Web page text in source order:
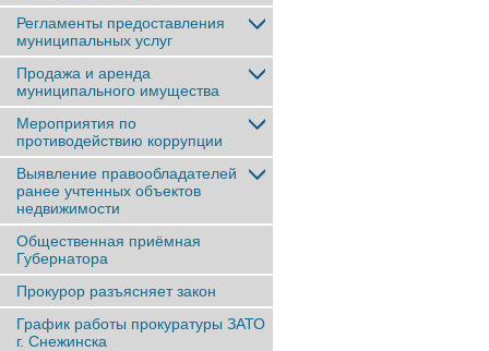
Регламенты предоставления
муниципальных услуг
Продажа и аренда
муниципального имущества
Мероприятия по
противодействию коррупции
Выявление правообладателей
ранее учтенныx объектов
недвижимости
Общественная приёмная
Губернатора
Прокурор разъясняет закон
График работы прокуратуры ЗАТО
г. Снежинска